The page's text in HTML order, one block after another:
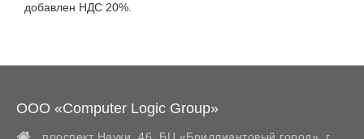
добавлен НДС 20%.
ООО «Computer Logic Group»